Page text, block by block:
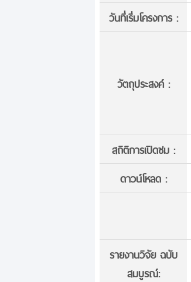
วันที่เริ่มโครงการ :
วัตถุประสงค์ :
สถิติการเปิดชม :
ดาวน์โหลด :
รายงานวิจัย ฉบับ
สมบูรณ์: